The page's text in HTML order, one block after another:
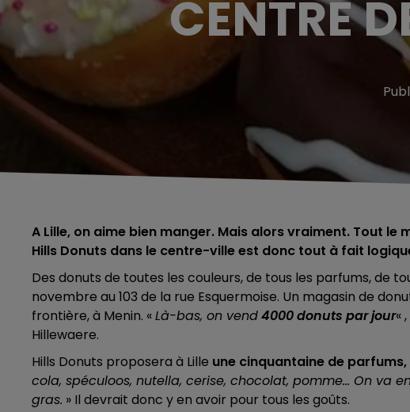
CENTRE
A Lille, on aime bien manger. Mais alors vraiment. Tout le
Hills Donuts dans le centre-ville est donc tout à fait
Des donuts de toutes les couleurs, de tous les parfums, de
novembre au 103 de la rue Esquermoise. Un magasin de
frontière, à Menin. «Là-bas, on vend4000 donuts par jour«
Hillewaere.
Hills Donuts proposera à Lille une cinquantaine de
cola, spéculoos, nutella, cerise, chocolat, pomme… On va
gras. » Il devrait donc y en avoir pour tous les goûts.